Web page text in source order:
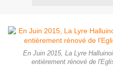
En Juin 2015, La Lyre
entièrement rénové de